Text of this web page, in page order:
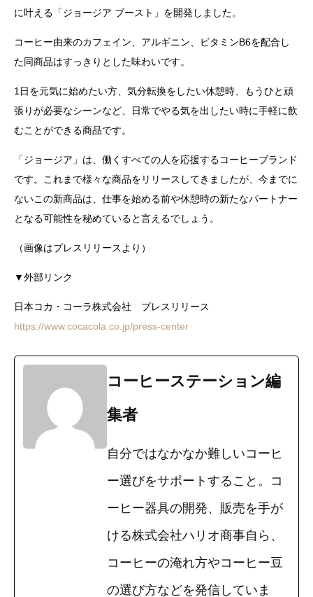
に叶える「ジョージア ブースト」を開発しました。
コーヒー由来のカフェイン、アルギニン、ビタミンB6を配合し
た同商品はすっきりとした味わいです。
1日を元気に始めたい方、気分転換をしたい休憩時、もうひと頑
張りが必要なシーンなど、日常でやる気を出したい時に手軽に飲
むことができる商品です。
「ジョージア」は、働くすべての人を応援するコーヒーブランド
です。これまで様々な商品をリリースしてきましたが、今までに
ないこの新商品は、仕事を始める前や休憩時の新たなパートナー
となる可能性を秘めていると言えるでしょう。
（画像はプレスリリースより）
▼外部リンク
日本コカ・コーラ株式会社 プレスリリース
https://www.cocacola.co.jp/press-center
コーヒーステーション編
集者
自分ではなかなか難しいコーヒ
ー選びをサポートすること。コ
ーヒー器具の開発、販売を手が
ける株式会社ハリオ商事自ら、
コーヒーの淹れ方やコーヒー豆
の選び方などを発信していま